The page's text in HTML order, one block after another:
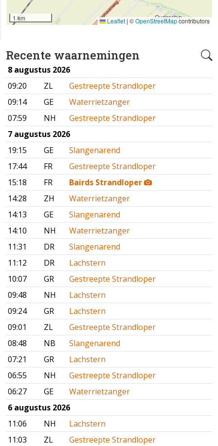
Recente waarnemingen
8 augustus 2026
09:20
ZL
Gestreepte Strandloper
09:14
GE
Waterrietzanger
07:59
NH
Gestreepte Strandloper
7 augustus 2026
19:15
GE
Slangenarend
17:44
FR
Gestreepte Strandloper
15:18
FR
Bairds Strandloper
14:28
ZH
Waterrietzanger
14:13
GE
Slangenarend
14:10
NH
Waterrietzanger
11:31
DR
Slangenarend
11:12
DR
Lachstern
10:07
GR
Gestreepte Strandloper
09:48
NH
Lachstern
09:24
GR
Lachstern
09:01
ZL
Gestreepte Strandloper
08:48
NB
Slangenarend
07:21
GR
Lachstern
06:55
NH
Gestreepte Strandloper
06:27
GE
Waterrietzanger
6 augustus 2026
11:06
NH
Lachstern
11:03
ZL
Gestreepte Strandloper
1 km Leaflet | ©OpenStreetMapcontributors